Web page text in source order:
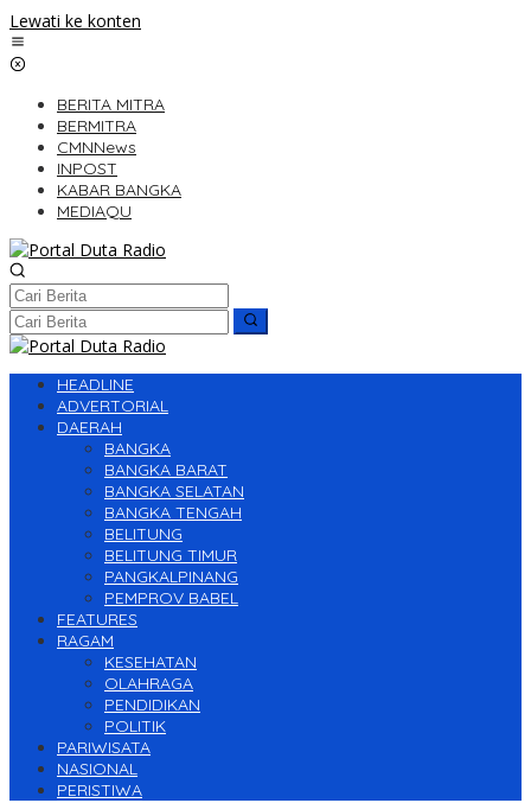
Lewati ke konten
BERITA MITRA
BERMITRA
CMNNews
INPOST
KABAR BANGKA
MEDIAQU
HEADLINE
ADVERTORIAL
DAERAH
BANGKA
BANGKA BARAT
BANGKA SELATAN
BANGKA TENGAH
BELITUNG
BELITUNG TIMUR
PANGKALPINANG
PEMPROV BABEL
FEATURES
RAGAM
KESEHATAN
OLAHRAGA
PENDIDIKAN
POLITIK
PARIWISATA
NASIONAL
PERISTIWA